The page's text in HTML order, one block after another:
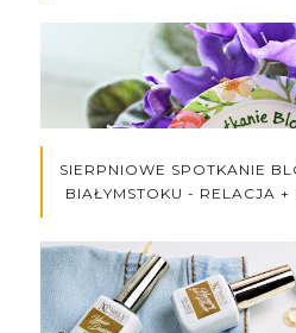
SIERPNIOWE SPOTKANIE
BIAŁYMSTOKU - RELACJA +